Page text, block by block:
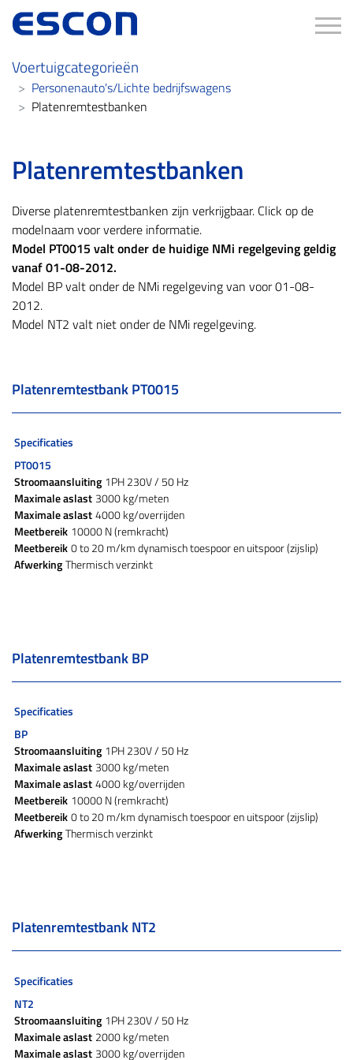
Voertuigcategorieën
Personenauto's/Lichte bedrijfswagens
Platenremtestbanken
Platenremtestbanken
Diverse platenremtestbanken zijn verkrijgbaar. Click op de
modelnaam voor verdere informatie.
Model PT0015 valt onder de huidige NMi regelgeving geldig
vanaf 01-08-2012.
Model BP valt onder de NMi regelgeving van voor 01-08-
2012.
Model NT2 valt niet onder de NMi regelgeving.
Platenremtestbank PT0015
Specificaties
PT0015
Stroomaansluiting 1PH 230V / 50 Hz
Maximale aslast 3000 kg/meten
Maximale aslast4000 kg/overrijden
Meetbereik 10000 N (remkracht)
Meetbereik0 to 20 m/km dynamisch toespoor en uitspoor (zijslip)
AfwerkingThermisch verzinkt
Platenremtestbank BP
Specificaties
BP
Stroomaansluiting 1PH 230V / 50 Hz
Maximale aslast 3000 kg/meten
Maximale aslast4000 kg/overrijden
Meetbereik 10000 N (remkracht)
Meetbereik0 to 20 m/km dynamisch toespoor en uitspoor (zijslip)
AfwerkingThermisch verzinkt
Platenremtestbank NT2
Specificaties
NT2
Stroomaansluiting 1PH 230V / 50 Hz
Maximale aslast 2000 kg/meten
Maximale aslast 3000 kg/overrijden